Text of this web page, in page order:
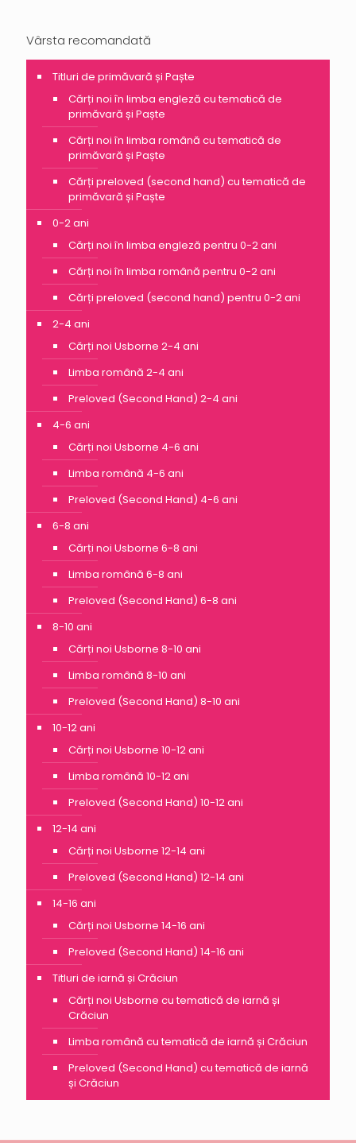
Vârsta recomandată
Titluri de primăvară și Paște
Cărți noi în limba engleză cu tematică de
primăvară și Paște
Cărți noi în limba română cu tematică de
primăvară și Paște
Cărți preloved (second hand) cu tematică de
primăvară și Paște
0-2 ani
Cărți noi în limba engleză pentru 0-2 ani
Cărți noi în limba română pentru 0-2 ani
Cărți preloved (second hand) pentru 0-2 ani
2-4 ani
Cărți noi Usborne 2-4 ani
Limba română 2-4 ani
Preloved (Second Hand) 2-4 ani
4-6 ani
Cărți noi Usborne 4-6 ani
Limba română 4-6 ani
Preloved (Second Hand) 4-6 ani
6-8 ani
Cărți noi Usborne 6-8 ani
Limba română 6-8 ani
Preloved (Second Hand) 6-8 ani
8-10 ani
Cărți noi Usborne 8-10 ani
Limba română 8-10 ani
Preloved (Second Hand) 8-10 ani
10-12 ani
Cărți noi Usborne 10-12 ani
Limba română 10-12 ani
Preloved (Second Hand) 10-12 ani
12-14 ani
Cărți noi Usborne 12-14 ani
Preloved (Second Hand) 12-14 ani
14-16 ani
Cărți noi Usborne 14-16 ani
Preloved (Second Hand) 14-16 ani
Titluri de iarnă și Crăciun
Cărți noi Usborne cu tematică de iarnă și
Crăciun
Limba română cu tematică de iarnă și Crăciun
Preloved (Second Hand) cu tematică de iarnă
și Crăciun